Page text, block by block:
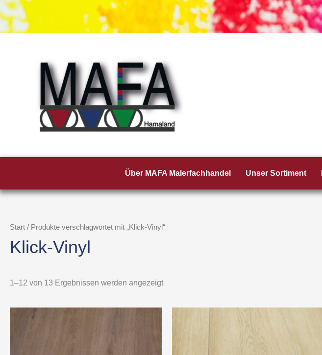
Zum
Inhalt
springen
Über MAFA Malerfachhandel Unser Sortiment
Start / Produkte verschlagwortet mit „Klick-Vinyl“
Klick-Vinyl
1–12 von 13 Ergebnissen werden angezeigt